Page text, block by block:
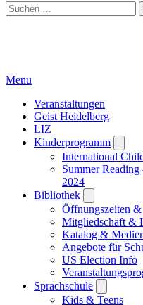
Suchen
nach:
Menu
Veranstaltungen
Geist Heidelberg
LIZ
Kinderprogramm
International
Summer
2024
Bibliothek
submenu
Öffnungszeiten
Mitgliedschaft &
Katalog &
Angebote für
US Election Info
Sprachschule
submenu
Kids & Teens